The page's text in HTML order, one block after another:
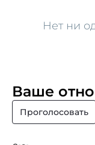
Нет ни
Ваше
Проголосовать